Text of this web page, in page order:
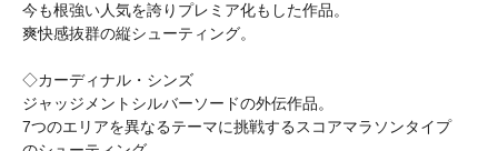
今も根強い人気を誇りプレミア化もした作品。
爽快感抜群の縦シューティング。
◇カーディナル・シンズ
ジャッジメントシルバーソードの外伝作品。
7つのエリアを異なるテーマに挑戦するスコアマラソンタイプ